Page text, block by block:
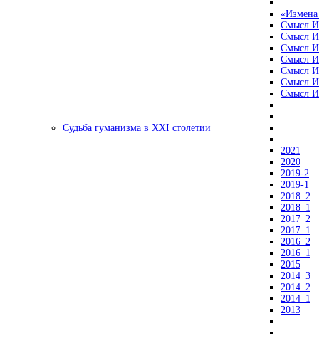
«Измена
Смысл
Смысл
Смысл
Смысл
Смысл
Смысл
Смысл
Судьба гуманизма в XXI столетии
2021
2020
2019-2
2019-1
2018_2
2018_1
2017_2
2017_1
2016_2
2016_1
2015
2014_3
2014_2
2014_1
2013